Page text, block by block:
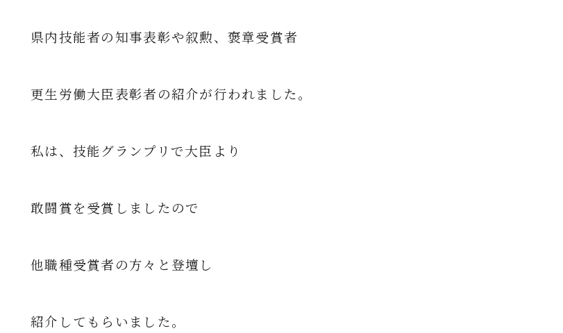
県内技能者の知事表彰や叙勲、褒章受賞者
更生労働大臣表彰者の紹介が行われました。
私は、技能グランプリで大臣より
敢闘賞を受賞しましたので
他職種受賞者の方々と登壇し
紹介してもらいました。